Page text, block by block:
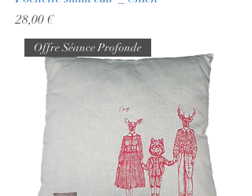
Prix
28,00 €
Offre Séance Profonde